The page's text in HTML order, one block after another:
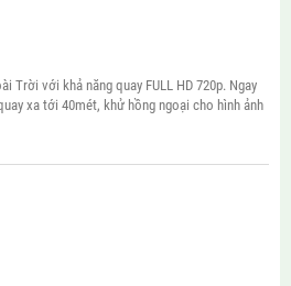
Trời với khả năng quay FULL HD 720p. Ngay
xa tới 40mét, khử hồng ngoại cho hình ảnh